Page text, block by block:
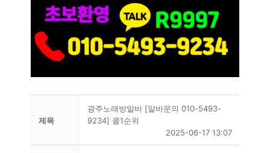
제목
광주노래방알바 [알바문의 010-5493-
9234] 콜1순위
2025-06-17 13:07